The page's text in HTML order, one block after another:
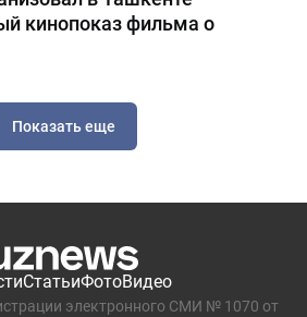
кинопоказ фильма о
Показать еще
СтатьиФотоВидео
электронного СМИ № 1070 от